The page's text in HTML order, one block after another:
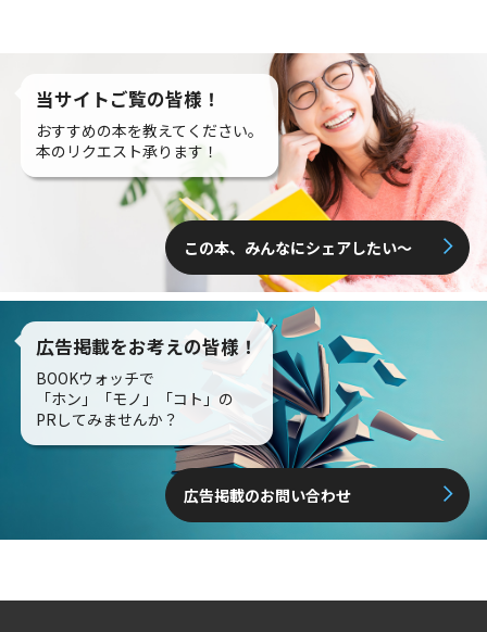
当サイトご覧の皆様！
おすすめの本を教えてください。
本のリクエスト承ります！
この本、みんなにシェアしたい〜
広告掲載をお考えの皆様！
BOOKウォッチで
「ホン」「モノ」「コト」の
PRしてみませんか？
広告掲載のお問い合わせ